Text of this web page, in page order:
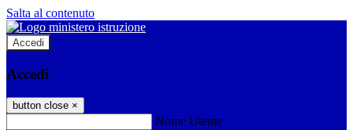
Salta al contenuto
Accedi
Accedi
button close ×
Nome Utente